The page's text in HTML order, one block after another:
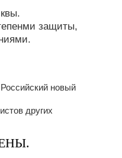
защиты,
новый
других